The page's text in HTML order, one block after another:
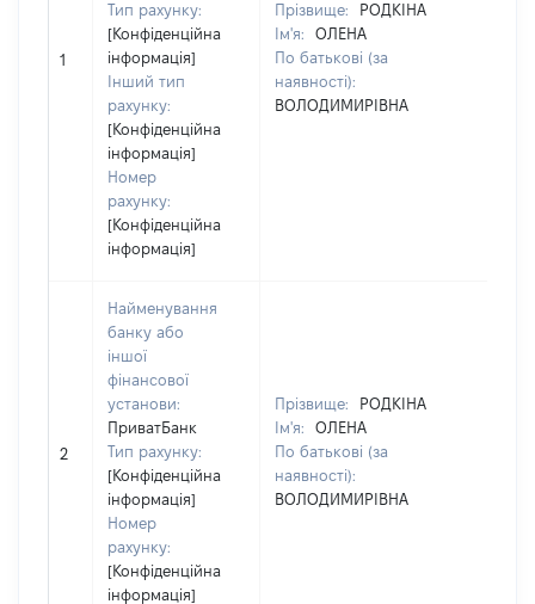
1
Тип рахунку:
[Конфіденційна
інформація]
Інший тип
рахунку:
[Конфіденційна
інформація]
Номер
рахунку:
[Конфіденційна
інформація]
Прізвище:
РОДКІНА
Ім'я:
ОЛЕНА
По батькові (за
наявності):
ВОЛОДИМИРІВНА
2
Найменування
банку або
іншої
фінансової
установи:
ПриватБанк
Тип рахунку:
[Конфіденційна
інформація]
Номер
рахунку:
[Конфіденційна
інформація]
Прізвище:
РОДКІНА
Ім'я:
ОЛЕНА
По батькові (за
наявності):
ВОЛОДИМИРІВНА